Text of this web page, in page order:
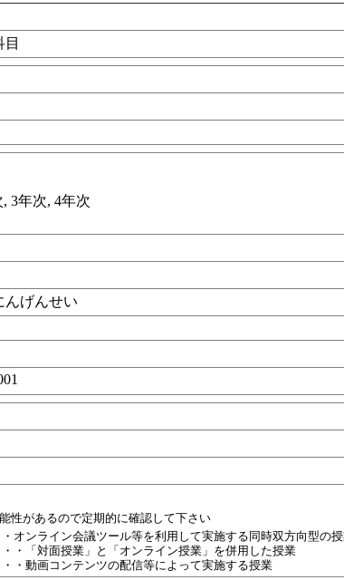
3年次, 4年次
んげんせい
性があるので定期的に確認して下さい
・オンライン会議ツール等を利用して実施する同時双方向型の
・・「対面授業」と「オンライン授業」を併用した授業
・・動画コンテンツの配信等によって実施する授業